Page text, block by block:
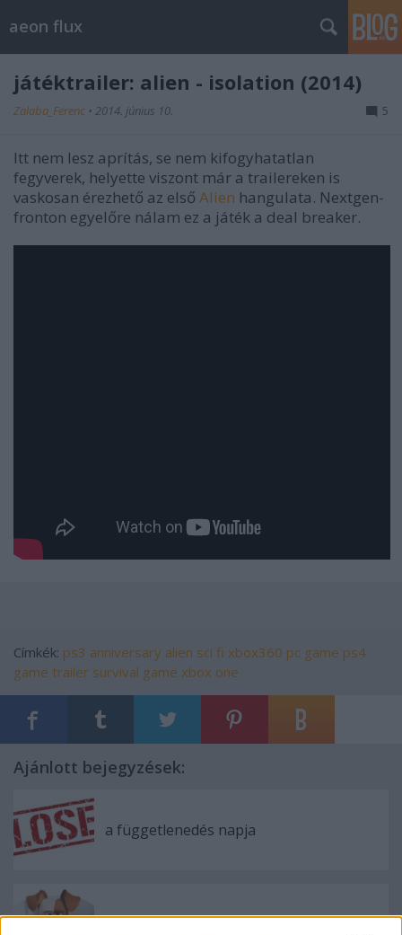
aeon flux
játéktrailer: alien - isolation (2014)
Zalaba_Ferenc • 2014. június 10. 5
Itt nem lesz aprítás, se nem kifogyhatatlan
fegyverek, helyette viszont már a trailereken is
vaskosan érezhető az első Alien hangulata. Nextgen-
fronton egyelőre nálam ez a játék a deal breaker.
Címkék: ps3 anniversary alien sci fi xbox360 pc game ps4
game trailer survival game xbox one
Ajánlott bejegyzések:
a függetlenedés napja
usa box office: kis kedvencek